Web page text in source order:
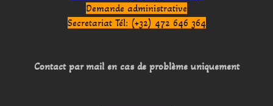
Demande administrative
Secretariat Tél: (+32) 472 646 364
Contact par mail en cas de problème uniquement